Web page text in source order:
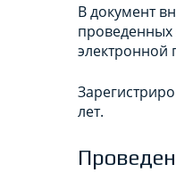
В документ
проведенных
электронной
лет.